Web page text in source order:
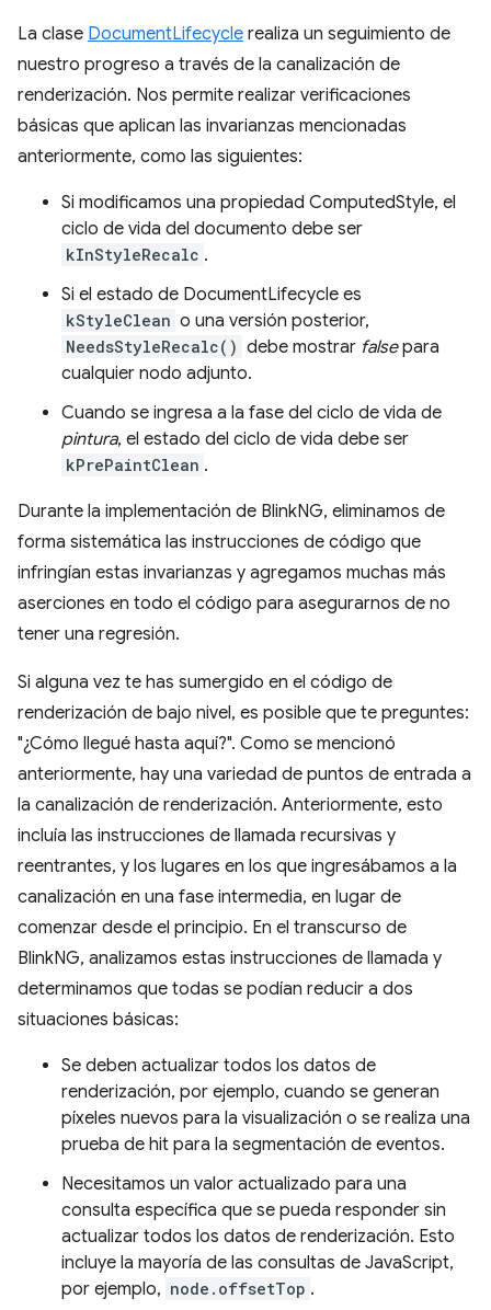
La clase DocumentLifecycle realiza un seguimiento de
nuestro progreso a través de la canalización de
renderización. Nos permite realizar verificaciones
básicas que aplican las invarianzas mencionadas
anteriormente, como las siguientes:
Si modificamos una propiedad ComputedStyle, el
ciclo de vida del documento debe ser
kInStyleRecalc .
Si el estado de DocumentLifecycle es
kStyleClean o una versión posterior,
NeedsStyleRecalc() debe mostrar falsepara
cualquier nodo adjunto.
Cuando se ingresa a la fase del ciclo de vida de
pintura, el estado del ciclo de vida debe ser
kPrePaintClean .
Durante la implementación de BlinkNG, eliminamos de
forma sistemática las instrucciones de código que
infringían estas invarianzas y agregamos muchas más
aserciones en todo el código para asegurarnos de no
tener una regresión.
Si alguna vez te has sumergido en el código de
renderización de bajo nivel, es posible que te preguntes:
"¿Cómo llegué hasta aquí?". Como se mencionó
anteriormente, hay una variedad de puntos de entrada a
la canalización de renderización. Anteriormente, esto
incluía las instrucciones de llamada recursivas y
reentrantes, y los lugares en los que ingresábamos a la
canalización en una fase intermedia, en lugar de
comenzar desde el principio. En el transcurso de
BlinkNG, analizamos estas instrucciones de llamada y
determinamos que todas se podían reducir a dos
situaciones básicas:
Se deben actualizar todos los datos de
renderización, por ejemplo, cuando se generan
píxeles nuevos para la visualización o se realiza una
prueba de hit para la segmentación de eventos.
Necesitamos un valor actualizado para una
consulta específica que se pueda responder sin
actualizar todos los datos de renderización. Esto
incluye la mayoría de las consultas de JavaScript,
por ejemplo, node.offsetTop .